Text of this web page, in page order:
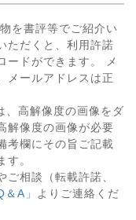
を書評等でご紹介い
ただくと、利用許諾
ードができます。 メ
メールアドレスは正
高解像度の画像をダ
解像度の画像が必要
考欄にその旨ご記載
。
相談（転載許諾、
A」
よりご連絡くだ